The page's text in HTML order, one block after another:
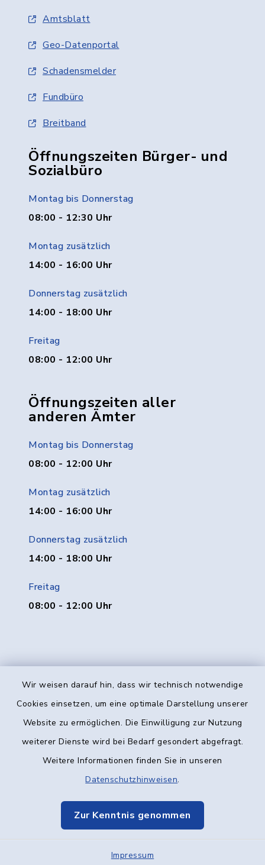
Wir weisen darauf hin, dass wir technisch notwendige
Cookies einsetzen, um eine optimale Darstellung unserer
Website zu ermöglichen. Die Einwilligung zur Nutzung
weiterer Dienste wird bei Bedarf gesondert abgefragt.
Weitere Informationen finden Sie in unseren
Datenschutzhinweisen.
Zur Kenntnis genommen
Impressum
Amtsblatt
Geo-Datenportal
Schadensmelder
Fundbüro
Breitband
Öffnungszeiten Bürger- und
Sozialbüro
Montag bis Donnerstag
08:00 - 12:30 Uhr
Montag zusätzlich
14:00 - 16:00 Uhr
Donnerstag zusätzlich
14:00 - 18:00 Uhr
Freitag
08:00 - 12:00 Uhr
Öffnungszeiten aller
anderen Ämter
Montag bis Donnerstag
08:00 - 12:00 Uhr
Montag zusätzlich
14:00 - 16:00 Uhr
Donnerstag zusätzlich
14:00 - 18:00 Uhr
Freitag
08:00 - 12:00 Uhr
Kontakt
Datenschutz
Elektronische Kommunikation
Sitemap